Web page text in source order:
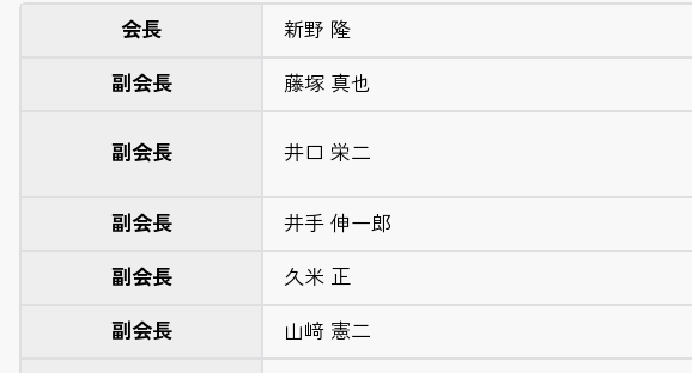
会長 新野 隆
副会長 藤塚 真也
副会長 井口 栄二
副会長 井手 伸一郎
副会長 久米 正
副会長 山﨑 憲二